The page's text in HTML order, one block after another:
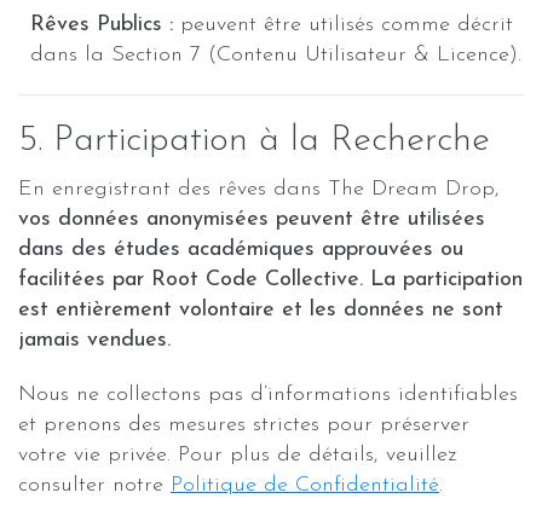
Rêves Publics : peuvent être utilisés comme décrit
dans la Section 7 (Contenu Utilisateur & Licence).
5. Participation à la Recherche
En enregistrant des rêves dans The Dream Drop,
vos données anonymisées peuvent être utilisées
dans des études académiques approuvées ou
facilitées par Root Code Collective. La participation
est entièrement volontaire et les données ne sont
jamais vendues.
Nous ne collectons pas d’informations identifiables
et prenons des mesures strictes pour préserver
votre vie privée. Pour plus de détails, veuillez
consulter notre Politique de Confidentialité.